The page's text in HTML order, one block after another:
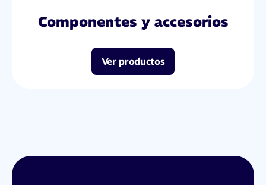
Componentes y accesorios
Ver productos